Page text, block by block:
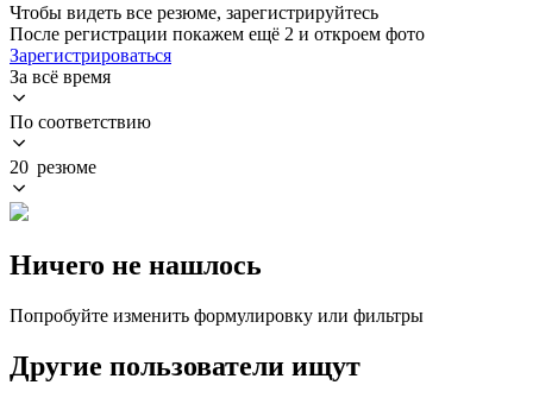
Чтобы видеть все резюме, зарегистрируйтесь
После регистрации покажем ещё 2 и откроем фото
Зарегистрироваться
За всё время
По соответствию
20 резюме
Ничего не нашлось
Попробуйте изменить формулировку или фильтры
Другие пользователи ищут